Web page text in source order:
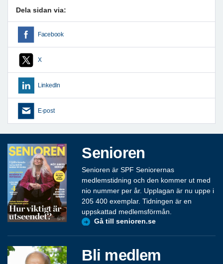
Dela sidan via:
Facebook
X
LinkedIn
E-post
Senioren
Senioren är SPF Seniorernas
medlemstidning och den kommer ut med
nio nummer per år. Upplagan är nu uppe i
205 400 exemplar. Tidningen är en
uppskattad medlemsförmån.
Gå till senioren.se
Bli medlem